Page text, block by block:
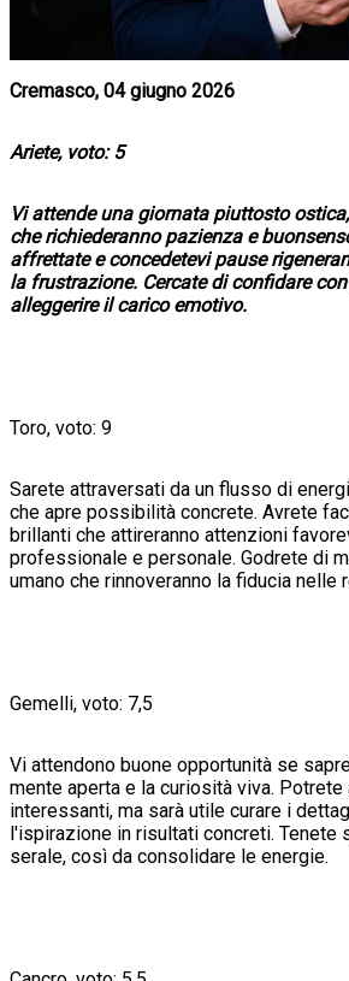
Cremasco, 04 giugno 2026
Ariete, voto: 5
Vi attende una giornata piuttosto
che richiederanno pazienza e
affrettate e concedetevi pause
la frustrazione. Cercate di confidare
alleggerire il carico emotivo.
Toro, voto: 9
Sarete attraversati da un flusso di
che apre possibilità concrete. Avrete
brillanti che attireranno attenzioni
professionale e personale. Godrete di
umano che rinnoveranno la fiducia nelle
Gemelli, voto: 7,5
Vi attendono buone opportunità se
mente aperta e la curiosità viva.
interessanti, ma sarà utile curare i
l'ispirazione in risultati concreti. Tenete
serale, così da consolidare le energie.